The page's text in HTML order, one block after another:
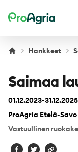
ProAgria
Hankkeet
Saimaa
01.12.2023-31.12.2025
ProAgria Etelä-Savo
Vastuullinen